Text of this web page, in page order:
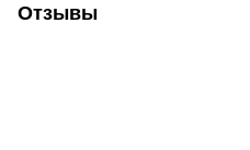
Отзывы